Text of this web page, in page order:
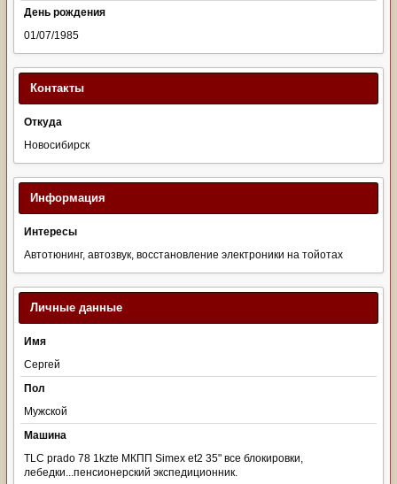
День рождения
01/07/1985
Контакты
Откуда
Новосибирск
Информация
Интересы
Автотюнинг, автозвук, восстановление электроники на тойотах
Личные данные
Имя
Сергей
Пол
Мужской
Машина
TLC prado 78 1kzte МКПП Simex et2 35" все блокировки,
лебедки...пенсионерский экспедиционник.